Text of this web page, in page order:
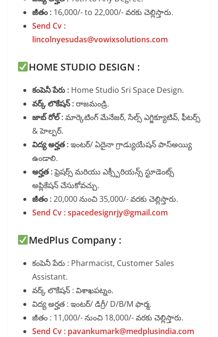
జీతం : 16,000/- to 22,000/- వరకు చెల్లిస్తారు.
Send Cv :
lincolnyesudas@vowixsolutions.com
HOME STUDIO DESIGN :
కంపెనీ పేరు : Home Studio Sri Space Design.
వర్క్ లొకేషన్ :రాజమండ్రి.
జాబ్ రోల్ :మార్కెటింగ్ మేనేజర్, సేల్స్ ఎగ్జిక్యూటివ్, ఫీటర్స్
& హెల్పర్.
విద్య అర్హత :ఇంటర్/ ఏదైనా గ్రాడ్యుయేషన్ పాస్అయ్యి
ఉండాలి.
అర్హత :ఫ్రెషర్స్ మరియు ఎక్స్పీరియన్స్ స్టూడెంట్స్
అప్లికేషన్ చేసుకోవచ్చు.
జీతం :20,000 నుంచి 35,000/- వరకు చెల్లిస్తారు.
Send Cv : spacedesignrjy@gmail.com
MedPlus Company :
కంపెనీ పేరు : Pharmacist, Customer Sales
Assistant.
వర్క్ లొకేషన్ : విశాఖపట్నం.
విద్య అర్హత : ఇంటర్/ డిగ్రీ/ D/B/M ఫార్మ.
జీతం : 11,000/- నుంచి 18,000/- వరకు చెల్లిస్తారు.
Send Cv : pavankumark@medplusindia.com